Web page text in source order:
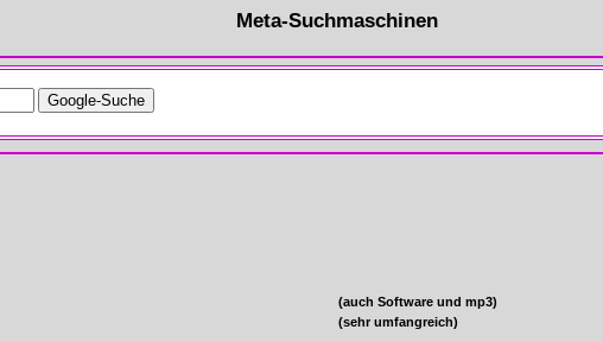
Meta-Suchmaschinen
(auch Software und mp3)
(sehr umfangreich)